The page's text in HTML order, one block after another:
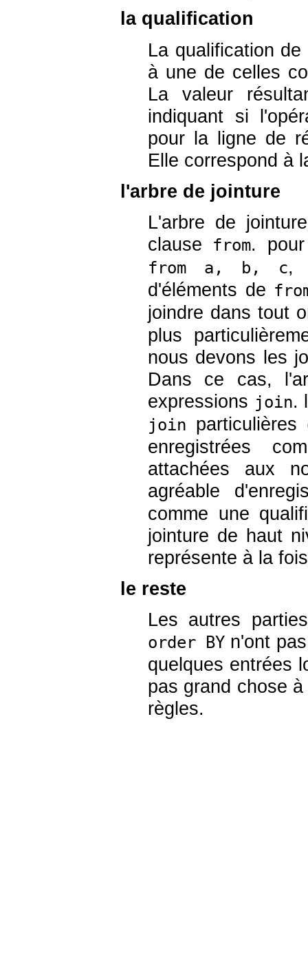
la qualification
La qualification
à une de celles
La valeur
indiquant si
pour la ligne de
Elle correspond à
l'arbre de jointure
L'arbre de
clause from.
from a, b, c,
d'éléments de
joindre dans tout
plus
nous devons les
Dans ce cas,
expressions join.
join
enregistrées
attachées aux
agréable
comme une
jointure de haut
représente à la
le reste
Les autres
order BY n'ont
quelques entrées
pas grand chose
règles.